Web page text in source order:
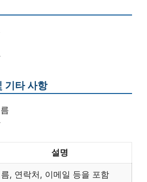
기타 사항
설명
, 연락처, 이메일 등을 포함